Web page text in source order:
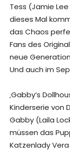
Tess (Jamie
dieses Mal
das Chaos
Fans des
neue
Und auch im
‚Gabby’s
Kinderserie von
Gabby (Laila
müssen das
Katzenlady Vera